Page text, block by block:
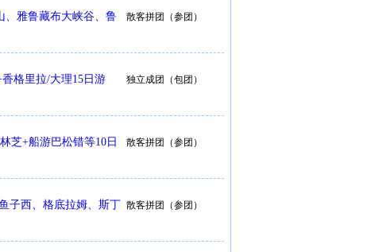
、雅鲁藏布大峡谷、鲁
散客拼团（参团）
格里拉/大理15日游 独立成团（包团）
芝+船游巴松错等10日
散客拼团（参团）
子西、格底拉姆、斯丁 散客拼团（参团）